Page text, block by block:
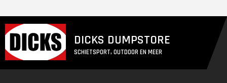
DICKS DUMPSTORE
SCHIETSPORT, OUTDOOR EN MEER